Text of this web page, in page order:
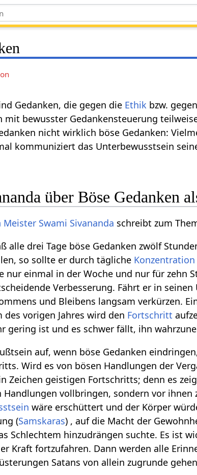
Gedanken, die gegen die Ethik bzw.
mit bewusster Gedankensteuerung
nicht wirklich böse Gedanken:
kommuniziert das Unterbewusstsein
über Böse Gedanken
Meister Swami Sivananda schreibt zum
alle drei Tage böse Gedanken zwölf
so sollte er durch tägliche Konzentration
nur einmal in der Woche und nur für zehn
Verbesserung. Fährt er in
und Bleibens langsam verkürzen.
vorigen Jahres wird den Fortschritt
gering ist und es schwer fällt, ihn
auf, wenn böse Gedanken
Wird es von bösen Handlungen der
Zeichen geistigen Fortschritts; denn es
Handlungen vollbringen, sondern vor ihnen
wäre erschüttert und der Körper
(Samskaras) , auf die Macht der
Schlechtem hinzudrängen suchte. Es ist
Kraft fortzufahren. Dann werden alle
Satans von allein zugrunde